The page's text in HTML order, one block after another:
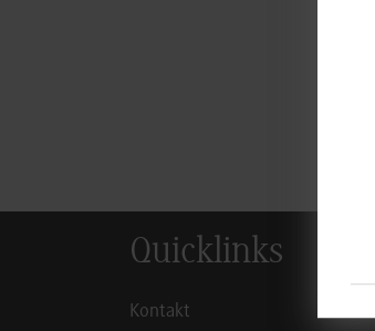
Quicklinks
Kontakt